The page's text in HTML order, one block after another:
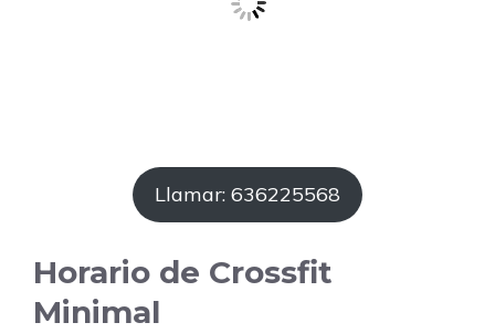
Llamar: 636225568
Horario de Crossfit
Minimal